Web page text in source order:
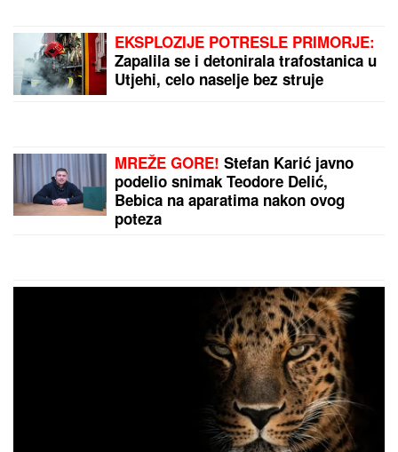
"POBESNEO SAM, JELENA OVO NE
ZASLUŽUJE"Sloba Radanović otkrio
pozadinu sukoba sa Anom Nikolić:
"JELENA, VADI STVAR" Vlado
Georgiev prekinuo koncert, pa se
obratio ženi Novaka Đokovića: Svi
prasnuli u smeh